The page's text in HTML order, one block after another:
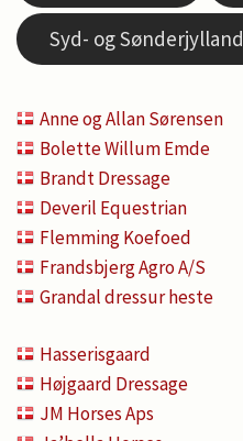
Syd- og Sønderjylland
Anne og Allan Sørensen
Bolette Willum Emde
Brandt Dressage
Deveril Equestrian
Flemming Koefoed
Frandsbjerg Agro A/S
Grandal dressur heste
Hasserisgaard
Højgaard Dressage
JM Horses Aps